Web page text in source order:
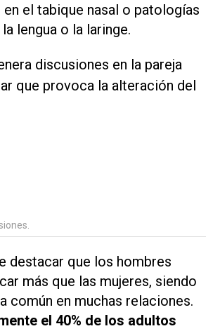
el tabique nasal o patologías
lengua o la laringe.
destacar que los hombres
más que las mujeres, siendo
común en muchas relaciones.
el 40% de los adultos